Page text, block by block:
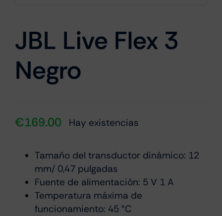
Gaming
JBL Live Flex 3
Negro
€169.00 Hay existencias
Tamaño del transductor dinámico: 12
mm/ 0,47 pulgadas
Fuente de alimentación: 5 V 1 A
Temperatura máxima de
funcionamiento: 45 °C